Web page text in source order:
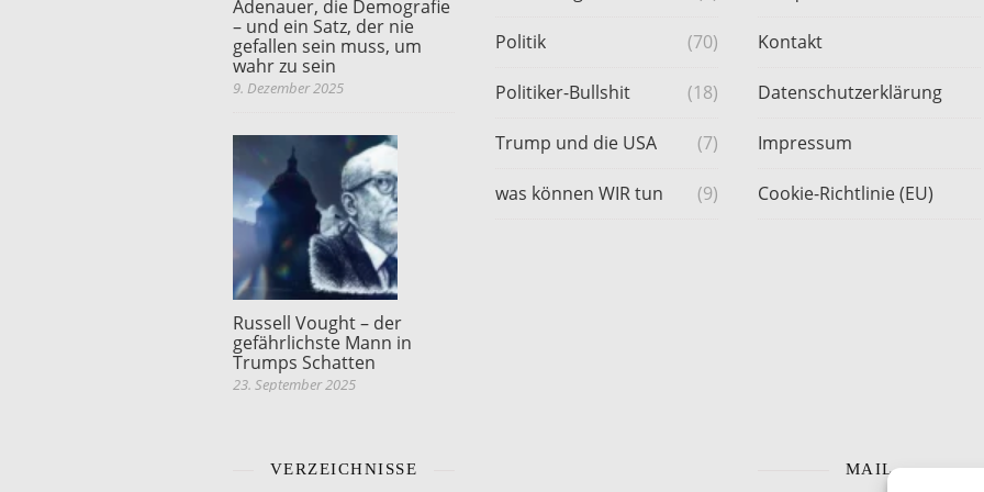
Adenauer, die Demografie
– und ein Satz, der nie
gefallen sein muss, um
wahr zu sein
9. Dezember 2025
Russell Vought – der
gefährlichste Mann in
Trumps Schatten
23. September 2025
Politik (70)
Politiker-Bullshit (18)
Trump und die USA (7)
was können WIR tun (9)
Kontakt
Datenschutzerklärung
Impressum
Cookie-Richtlinie (EU)
VERZEICHNISSE MAIL